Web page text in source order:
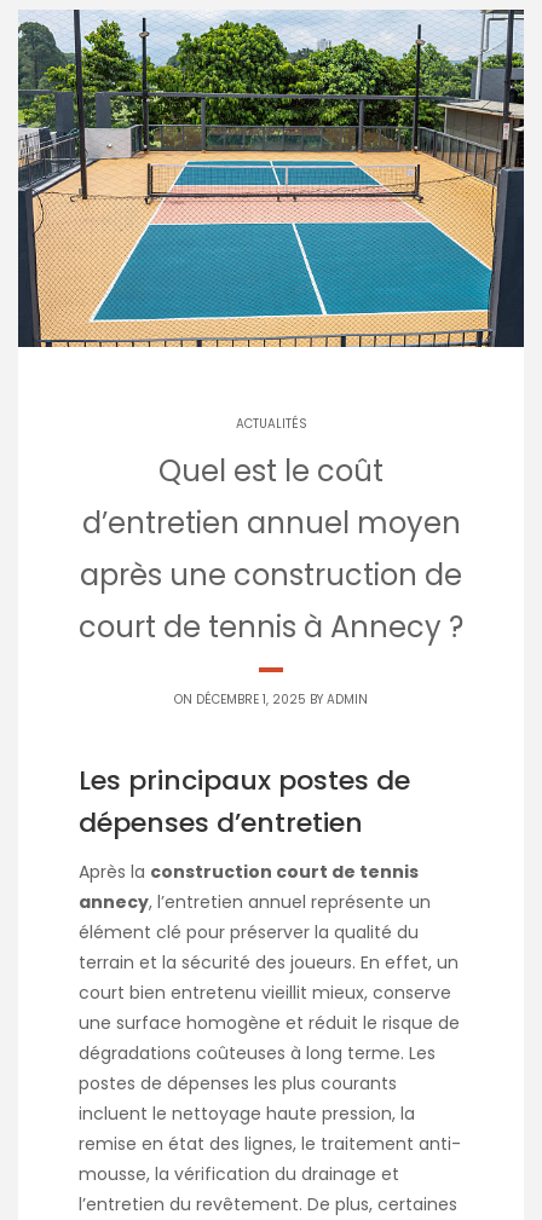
ACTUALITÉS
Quel est le coût
d’entretien annuel moyen
après une construction de
court de tennis à Annecy ?
ON DÉCEMBRE 1, 2025 BY ADMIN
Les principaux postes de
dépenses d’entretien
Après la construction court de tennis
annecy, l’entretien annuel représente un
élément clé pour préserver la qualité du
terrain et la sécurité des joueurs. En effet, un
court bien entretenu vieillit mieux, conserve
une surface homogène et réduit le risque de
dégradations coûteuses à long terme. Les
postes de dépenses les plus courants
incluent le nettoyage haute pression, la
remise en état des lignes, le traitement anti-
mousse, la vérification du drainage et
l’entretien du revêtement. De plus, certaines